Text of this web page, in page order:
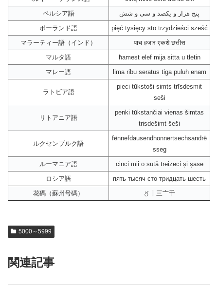
ペルシア語
پنج هزار و یکصد و سی و شش
ポーランド語
pięć tysięcy sto trzydzieści sześć
マラーティー語（インド）
पाच हजार एकशे छत्तीस
マルタ語
ħamest elef mija sitta u tletin
マレー語
lima ribu seratus tiga puluh enam
ラトビア語
pieci tūkstoši simts trīsdesmit
seši
リトアニア語
penki tūkstančiai vienas šimtas
trisdešimt šeši
ルクセンブルク語
fënnefdausendhonnertsechsandrë
sseg
ルーマニア語
cinci mii o sută treizeci și șase
ロシア語
пять тысяч сто тридцать шесть
花碼（蘇州号碼）
〥〡三〦千
5000～5999
関連記事